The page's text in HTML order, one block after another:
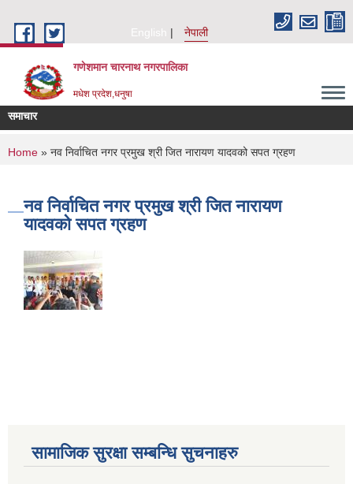
English
नेपाली
गणेशमान चारनाथ नगरपालिका
मधेश प्रदेश,धनुषा
समाचार
You are here
Home » नव निर्वाचित नगर प्रमुख श्री जित नारायण यादवको सपत ग्रहण
नव निर्वाचित नगर प्रमुख श्री जित नारायण
यादवको सपत ग्रहण
सामाजिक सुरक्षा सम्बन्धि सुचनाहरु